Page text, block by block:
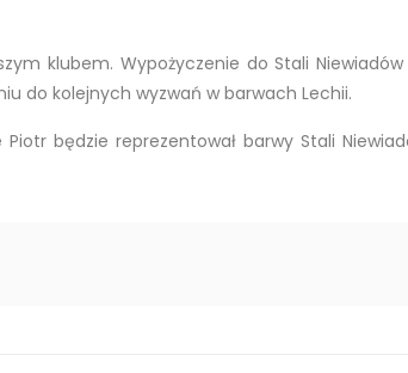
klubem. Wypożyczenie do Stali
do kolejnych wyzwań w barwach Lechii.
będzie reprezentował barwy Stali